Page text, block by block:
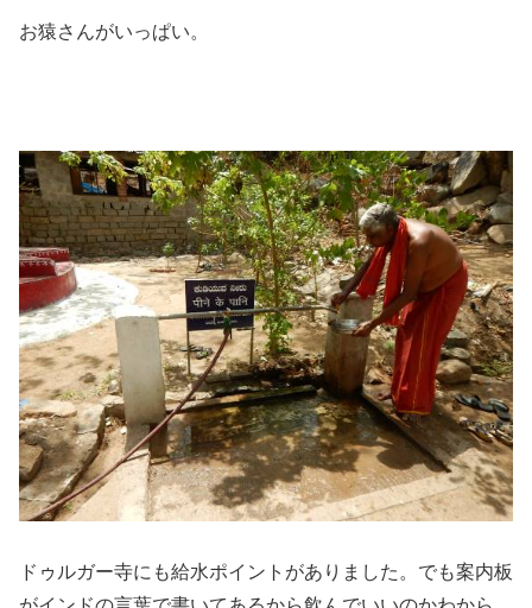
お猿さんがいっぱい。
ドゥルガー寺にも給水ポイントがありました。でも案内板